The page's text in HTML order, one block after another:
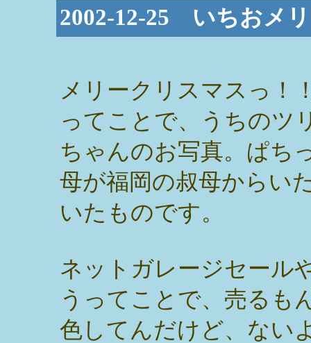
2002-12-25 いちおメ
メリークリスマスっ！
ってことで、うちのツ
ちゃんのお写真。ぱち
母が福岡の叔母からい
いたものです。
ネットガレージセール
うってことで、売るも
色してんだけど、ない